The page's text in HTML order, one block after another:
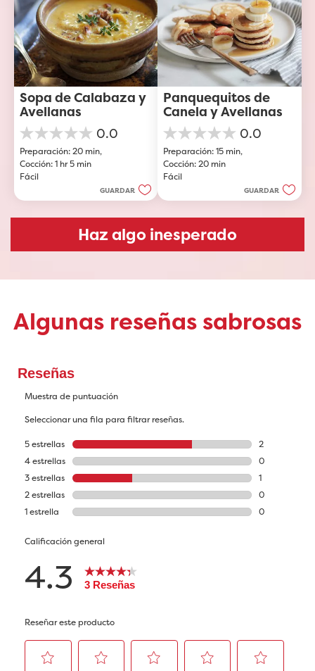
Sopa de Calabaza y
Avellanas
0.0
0.0
de
5
estrellas.
Preparación: 20 min,
Cocción: 1 hr 5 min
Fácil
GUARDAR
Panquequitos de
Canela y Avellanas
0.0
0.0
de
5
estrellas.
Preparación: 15 min,
Cocción: 20 min
Fácil
GUARDAR
Haz algo inesperado
Algunas reseñas sabrosas